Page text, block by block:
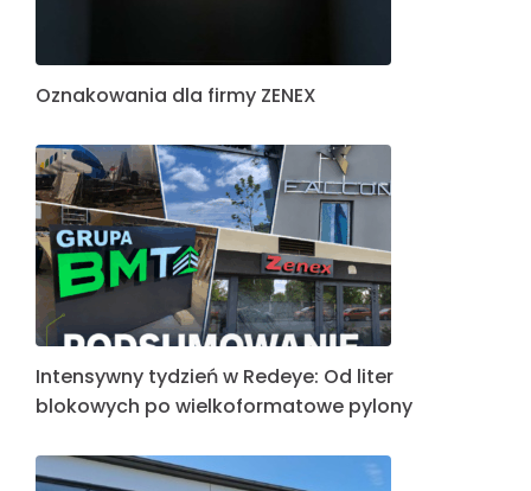
Oznakowania dla firmy ZENEX
Intensywny tydzień w Redeye: Od liter
blokowych po wielkoformatowe pylony